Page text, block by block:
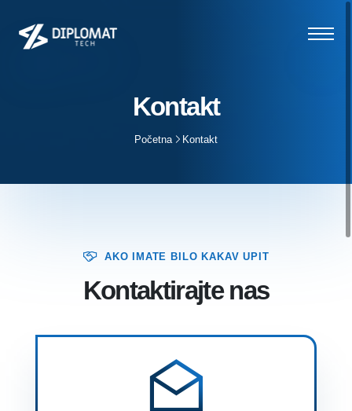
Kontakt
Početna Kontakt
AKO IMATE BILO KAKAV UPIT
Kontaktirajte nas